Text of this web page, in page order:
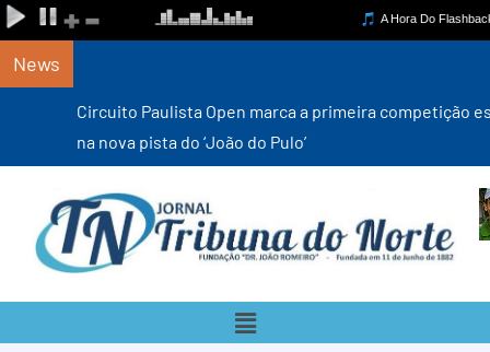
News
Circuito Paulista Open marca a primeira competição estadual
na nova pista do ‘João do Pulo’